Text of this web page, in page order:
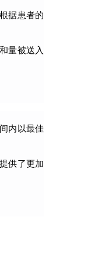
据患者的
量被送入
内以最佳
供了更加